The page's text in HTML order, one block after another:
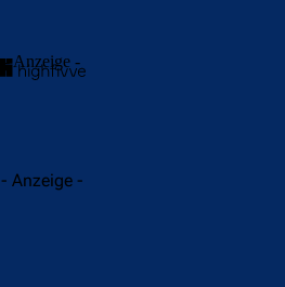
- Anzeige -
- Anzeige -